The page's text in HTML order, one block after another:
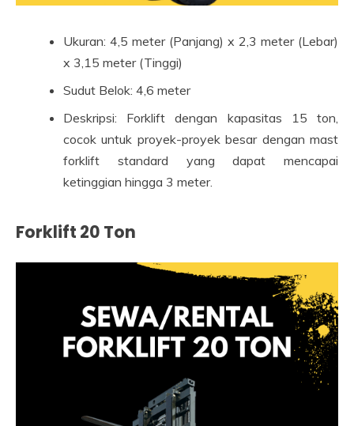
Ukuran: 4,5 meter (Panjang) x 2,3 meter (Lebar)
x 3,15 meter (Tinggi)
Sudut Belok: 4,6 meter
Deskripsi: Forklift dengan kapasitas 15 ton,
cocok untuk proyek-proyek besar dengan mast
forklift standard yang dapat mencapai
ketinggian hingga 3 meter.
Forklift 20 Ton